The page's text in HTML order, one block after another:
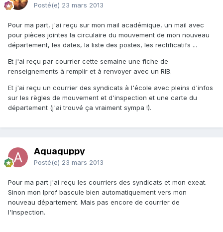
Posté(e) 23 mars 2013
Pour ma part, j'ai reçu sur mon mail académique, un mail avec
pour pièces jointes la circulaire du mouvement de mon nouveau
département, les dates, la liste des postes, les rectificatifs ...
Et j'ai reçu par courrier cette semaine une fiche de
renseignements à remplir et à renvoyer avec un RIB.
Et j'ai reçu un courrier des syndicats à l'école avec pleins d'infos
sur les règles de mouvement et d'inspection et une carte du
département (j'ai trouvé ça vraiment sympa !).
Aquaguppy
Posté(e) 23 mars 2013
Pour ma part j'ai reçu les courriers des syndicats et mon exeat.
Sinon mon Iprof bascule bien automatiquement vers mon
nouveau département. Mais pas encore de courrier de
l'Inspection.